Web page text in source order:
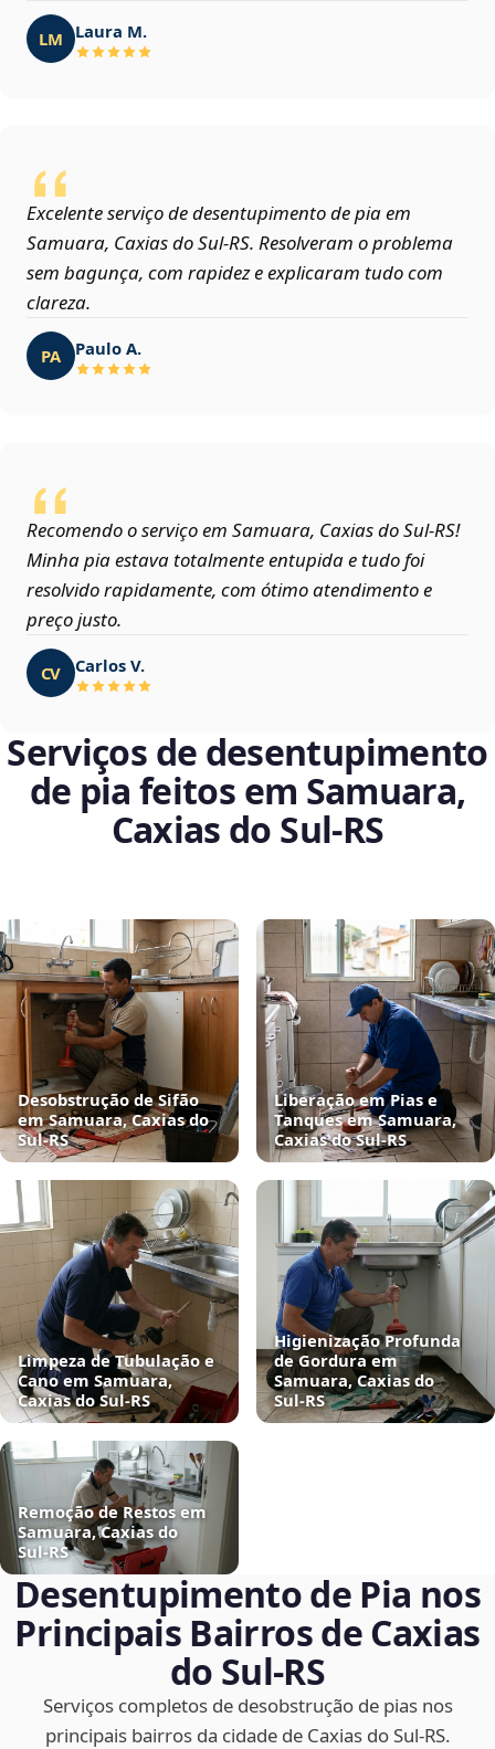
LM Laura M.
Excelente serviço de desentupimento de pia em
Samuara, Caxias do Sul‑RS. Resolveram o problema
sem bagunça, com rapidez e explicaram tudo com
clareza.
PA Paulo A.
Recomendo o serviço em Samuara, Caxias do Sul‑RS!
Minha pia estava totalmente entupida e tudo foi
resolvido rapidamente, com ótimo atendimento e
preço justo.
CV Carlos V.
Serviços de desentupimento
de pia feitos em Samuara,
Caxias do Sul‑RS
Desobstrução de Sifão
em Samuara, Caxias do
Sul‑RS
Liberação em Pias e
Tanques em Samuara,
Caxias do Sul‑RS
Limpeza de Tubulação e
Cano em Samuara,
Caxias do Sul‑RS
Higienização Profunda
de Gordura em
Samuara, Caxias do
Sul‑RS
Remoção de Restos em
Samuara, Caxias do
Sul‑RS
Desentupimento de Pia nos
Principais Bairros de Caxias
do Sul‑RS
Serviços completos de desobstrução de pias nos
principais bairros da cidade de Caxias do Sul‑RS.